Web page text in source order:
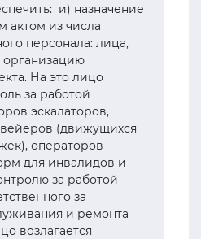
и) назначение
актом из числа
персонала: лица,
организацию
На это лицо
за работой
эскалаторов,
(движущихся
операторов
для инвалидов и
за работой
за
и ремонта
возлагается